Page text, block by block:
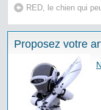
RED, le chien qui
Proposez votre